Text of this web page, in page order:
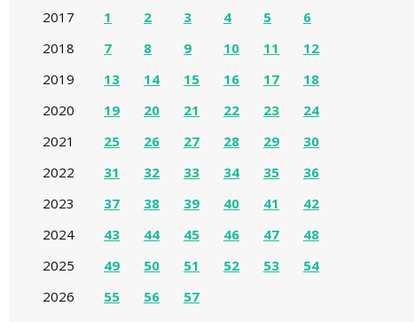
2017 1 2 3 4 5
6
2018
7 8 9 10 11
12
2019
13 14 15 16 17
18
2020
19 20 21 22 23
24
2021
25 26 27 28 29
30
2022
31 32 33 34 35
36
2023
37 38 39 40 41
42
2024
43 44 45 46 47
48
2025
49 50 51 52 53
54
2026
55 56 57